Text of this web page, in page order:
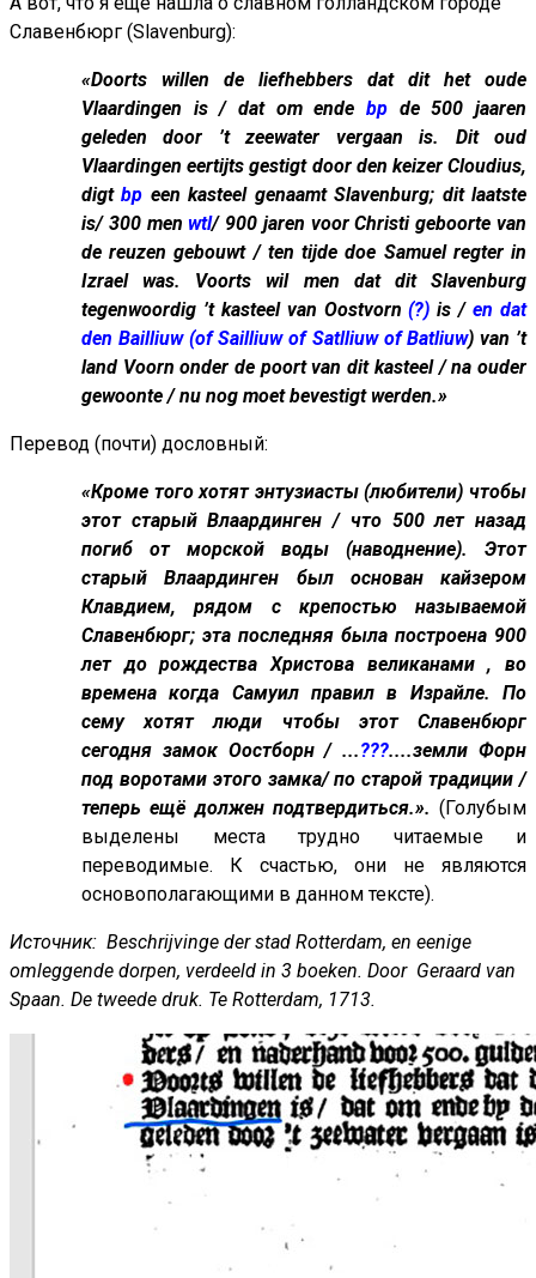
Славенбюрг (Slavenburg):
«Doorts willen de liefhebbers dat dit het oude
Vlaardingen is / dat om ende bp de 500 jaaren
geleden door ’t zeewater vergaan is. Dit oud
Vlaardingen eertijts gestigt door den keizer Cloudius,
digtbp een kasteel genaamt Slavenburg; dit laatste
is/ 300 men wtl/ 900 jaren voor Christi geboorte van
de reuzen gebouwt / ten tijde doe Samuel regter in
Izrael was. Voorts wil men dat dit Slavenburg
tegenwoordig ’t kasteel van Oostvorn(?) is /en dat
den Bailliuw (of Sailliuw of Satlliuw of Batliuw) van ’t
land Voorn onder de poort van dit kasteel / na ouder
gewoonte / nu nog moet bevestigt werden.»
Перевод (почти) дословный:
«Кроме того хотят энтузиасты (любители) чтобы
этот старый Влаардинген / что 500 лет назад
погиб от морской воды (наводнение). Этот
старый Влаардинген был основан кайзером
Клавдием, рядом с крепостью называемой
Славенбюрг; эта последняя была построена 900
лет до рождества Христова великанами , во
времена когда Самуил правил в Израйле. По
сему хотят люди чтобы этот Славенбюрг
сегодня замок Оостборн / ...???....земли Форн
под воротами этого замка/ по старой традиции /
теперь ещё должен подтвердиться.». (Голубым
выделены места трудно читаемые и
переводимые. К счастью, они не являются
основополагающими в данном тексте).
Источник: Beschrijvinge der stad Rotterdam, en eenige
omleggende dorpen, verdeeld in 3 boeken. Door Geraard van
Spaan. De tweede druk. Te Rotterdam, 1713.